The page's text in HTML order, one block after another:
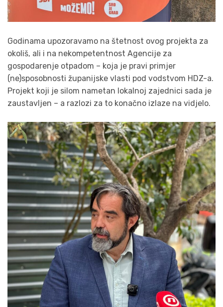
Godinama upozoravamo na štetnost ovog projekta za
okoliš, ali i na nekompetentnost Agencije za
gospodarenje otpadom – koja je pravi primjer
(ne)sposobnosti županijske vlasti pod vodstvom HDZ-a.
Projekt koji je silom nametan lokalnoj zajednici sada je
zaustavljen – a razlozi za to konačno izlaze na vidjelo.